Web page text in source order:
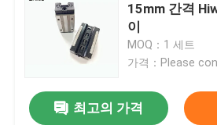
홈
15mm 간격
이
MOQ：1 세트
가격：Please
최고의 가격